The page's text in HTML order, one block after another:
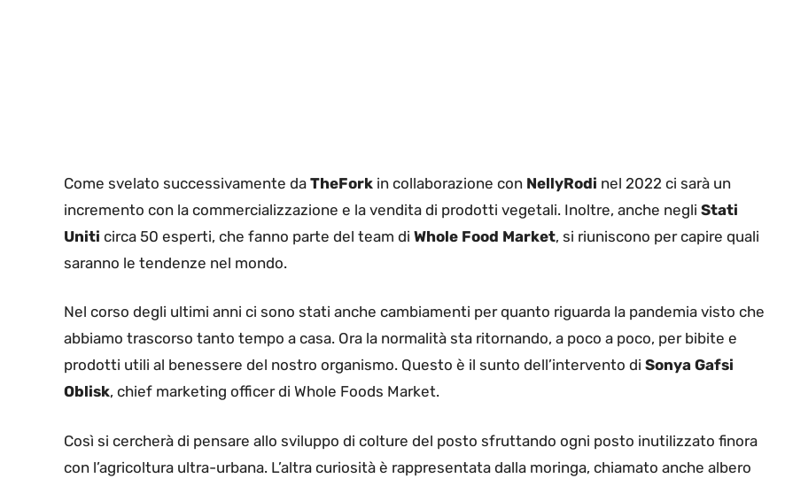
Come svelato successivamente da TheFork in collaborazione con NellyRodi nel 2022 ci sarà un
incremento con la commercializzazione e la vendita di prodotti vegetali. Inoltre, anche negli Stati
Uniti circa 50 esperti, che fanno parte del team di Whole Food Market, si riuniscono per capire quali
saranno le tendenze nel mondo.
Nel corso degli ultimi anni ci sono stati anche cambiamenti per quanto riguarda la pandemia visto che
abbiamo trascorso tanto tempo a casa. Ora la normalità sta ritornando, a poco a poco, per bibite e
prodotti utili al benessere del nostro organismo. Questo è il sunto dell’intervento di Sonya Gafsi
Oblisk, chief marketing officer di Whole Foods Market.
Così si cercherà di pensare allo sviluppo di colture del posto sfruttando ogni posto inutilizzato finora
con l’agricoltura ultra-urbana. L’altra curiosità è rappresentata dalla moringa, chiamato anche albero